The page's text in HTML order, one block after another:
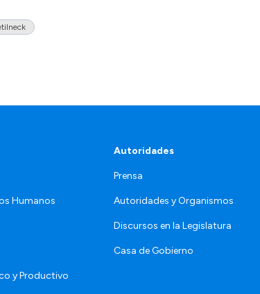
Humanos
y Productivo
Autoridades
Prensa
Autoridades y Organismos
Discursos en la Legislatura
Casa de Gobierno